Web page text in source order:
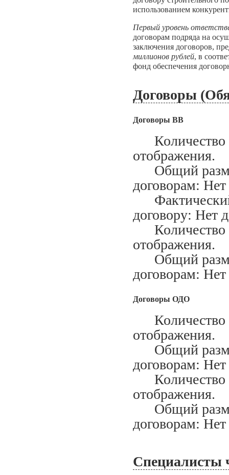
использованием
Первый уровень
договорам подряда на
заключения договоров,
миллионов рублей, в
фонд обеспечения
Договоры
Договоры ВВ
Количество
отображения.
Общий
договорам:
Фактический
договору: Нет
Количество
отображения.
Общий
договорам:
Договоры ОДО
Количество
отображения.
Общий
договорам:
Количество
отображения.
Общий
договорам:
Специалисты